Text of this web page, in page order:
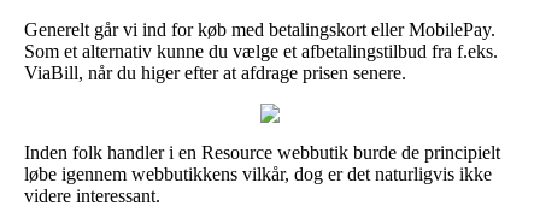
Generelt går vi ind for køb med betalingskort eller MobilePay.
Som et alternativ kunne du vælge et afbetalingstilbud fra f.eks.
ViaBill, når du higer efter at afdrage prisen senere.
Inden folk handler i en Resource webbutik burde de principielt
løbe igennem webbutikkens vilkår, dog er det naturligvis ikke
videre interessant.